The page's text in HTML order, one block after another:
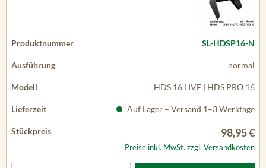
SL-HDSP16-N
normal
HDS 16 LIVE | HDS PRO 16
Auf Lager – Versand 1–3 Werktage
98,95 €
Preise inkl. MwSt. zzgl. Versandkosten